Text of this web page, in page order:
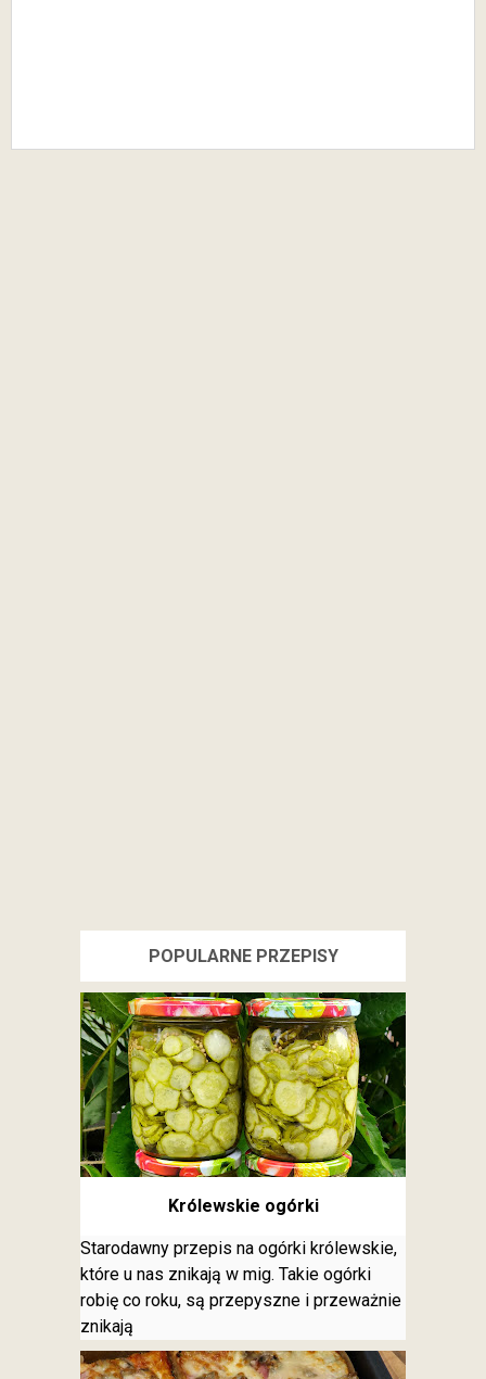
POPULARNE PRZEPISY
Królewskie ogórki
Starodawny przepis na ogórki królewskie,
które u nas znikają w mig. Takie ogórki
robię co roku, są przepyszne i przeważnie
znikają